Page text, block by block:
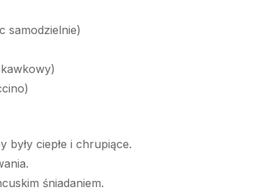
samodzielnie)
ciepłe i chrupiące.
śniadaniem.